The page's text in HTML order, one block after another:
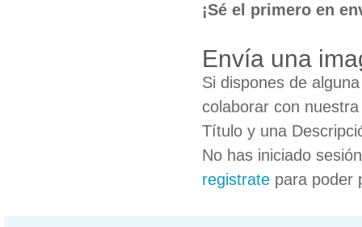
¡Sé el primero en
Envía una
Si dispones de
colaborar con
Título y una
No has iniciado
registrate para poder